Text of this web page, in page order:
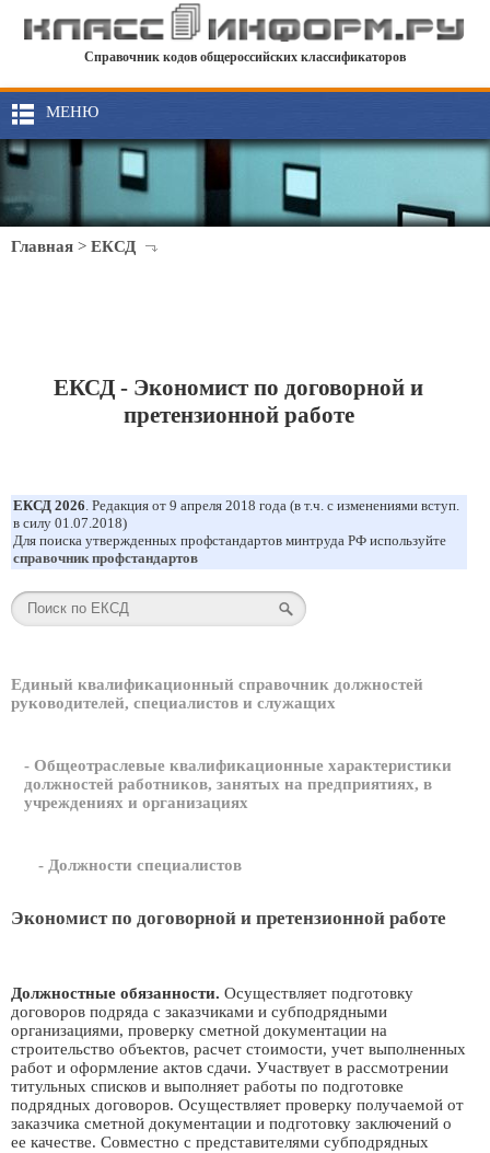
Справочник кодов общероссийских классификаторов
МЕНЮ
Главная > ЕКСД
ЕКСД - Экономист по договорной и
претензионной работе
ЕКСД 2026. Редакция от 9 апреля 2018 года (в т.ч. с изменениями вступ.
в силу 01.07.2018)
Для поиска утвержденных профстандартов минтруда РФ используйте
справочник профстандартов
Единый квалификационный справочник должностей
руководителей, специалистов и служащих
- Общеотраслевые квалификационные характеристики
должностей работников, занятых на предприятиях, в
учреждениях и организациях
- Должности специалистов
Экономист по договорной и претензионной работе
Должностные обязанности. Осуществляет подготовку
договоров подряда с заказчиками и субподрядными
организациями, проверку сметной документации на
строительство объектов, расчет стоимости, учет выполненных
работ и оформление актов сдачи. Участвует в рассмотрении
титульных списков и выполняет работы по подготовке
подрядных договоров. Осуществляет проверку получаемой от
заказчика сметной документации и подготовку заключений о
ее качестве. Совместно с представителями субподрядных